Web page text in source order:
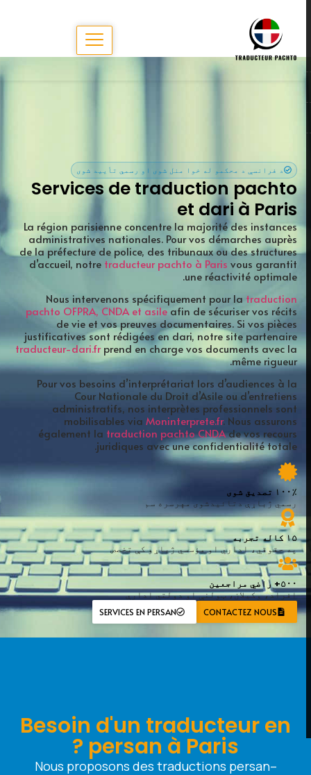
PARIS
د فرانسې د محکمو له خوا منل شوی او رسمي تأیید شوی
Services de traduction pachto
et dari à Paris
La région parisienne concentre la majorité des instances
administratives nationales. Pour vos démarches auprès
de la préfecture de police, des tribunaux ou des structures
d’accueil, notretraducteur pachto à Parisvous garantit
une réactivité optimale.
Nous intervenons spécifiquement pour latraduction
pachto OFPRA, CNDA et asileafin de sécuriser vos récits
de vie et vos preuves documentaires. Si vos pièces
justificatives sont rédigées en dari, notre site partenaire
traducteur-dari.frprend en charge vos documents avec la
même rigueur.
Pour vos besoins d’interprétariat lors d’audiences à la
Cour Nationale du Droit d’Asile ou d’entretiens
administratifs, nos interprètes professionnels sont
mobilisables viaMoninterprete.fr . Nous assurons
également latraduction pachto CNDAde vos recours
juridiques avec une confidentialité totale.
۱۰۰٪ تصدیق شوی
رسمي ژباړې دتائیدشوی مهرسره سم
۱۵ کاله تجربه
په حقوقي، اداري او مؤسسي ژباړو کې تخصص
۵۰۰+ راضي مراجعین
افراد، وکیلان، ټولنې او دولتي ادارې
CONTACTEZ NOUS
SERVICES EN PERSAN
Besoin d'un traducteur en
persan à Paris ?
Nous proposons des traductions persan–